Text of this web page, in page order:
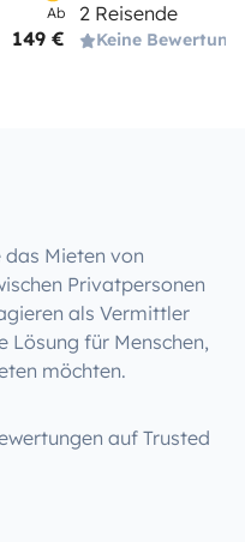
Ab
149 €
2 Reisende
Keine Bewertung
Mieten von
Privatpersonen
als Vermittler
Lösung für Menschen,
möchten.
auf Trusted